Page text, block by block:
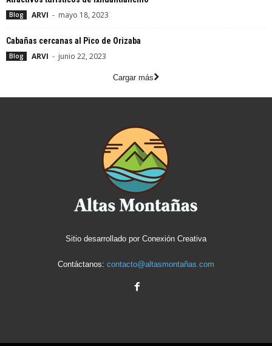
Blog ARVI - mayo 18, 2023
Cabañas cercanas al Pico de Orizaba
Blog ARVI - junio 22, 2023
Cargar más
Sitio desarrollado por Conexión Creativa
Contáctanos: contacto@altasmontañas.com